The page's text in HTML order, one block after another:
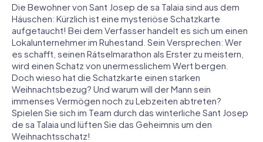
Die Bewohner von Sant Josep de sa Talaia sind aus dem
Häuschen: Kürzlich ist eine mysteriöse Schatzkarte
aufgetaucht! Bei dem Verfasser handelt es sich um einen
Lokalunternehmer im Ruhestand. Sein Versprechen: Wer
es schafft, seinen Rätselmarathon als Erster zu meistern,
wird einen Schatz von unermesslichem Wert bergen.
Doch wieso hat die Schatzkarte einen starken
Weihnachtsbezug? Und warum will der Mann sein
immenses Vermögen noch zu Lebzeiten abtreten?
Spielen Sie sich im Team durch das winterliche Sant Josep
de sa Talaia und lüften Sie das Geheimnis um den
Weihnachtsschatz!